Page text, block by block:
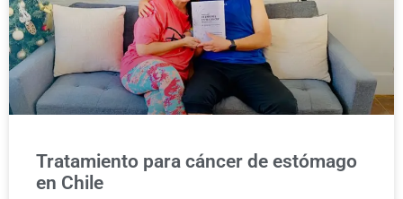
Tratamiento para cáncer de estómago
en Chile